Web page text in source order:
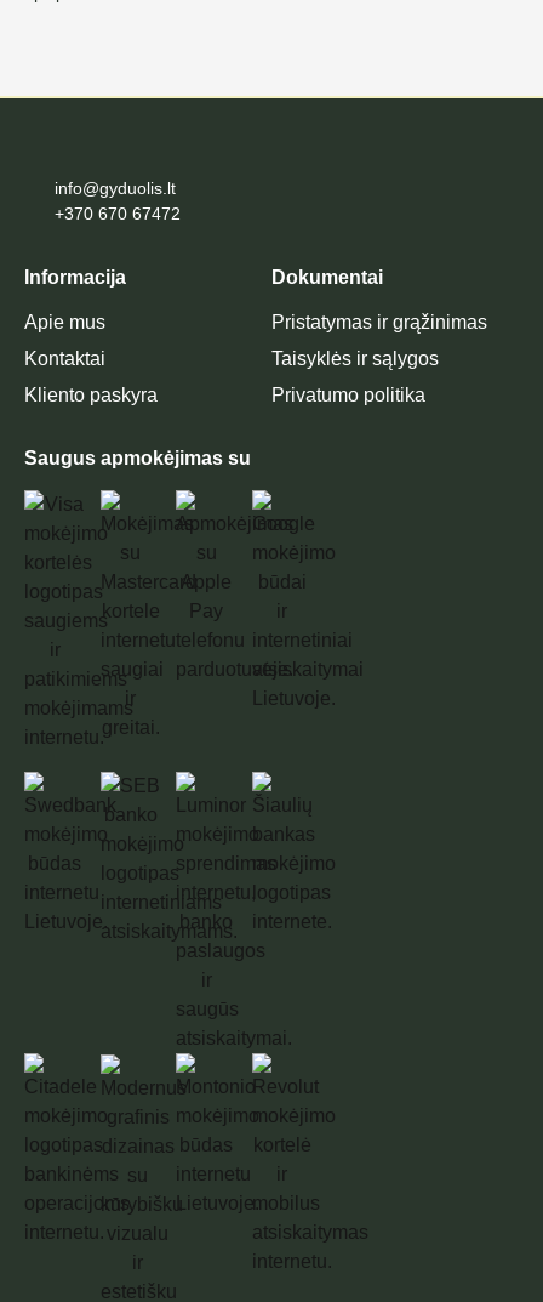
info@gyduolis.lt
+370 670 67472
Informacija
Apie mus
Kontaktai
Kliento paskyra
Dokumentai
Pristatymas ir grąžinimas
Taisyklės ir sąlygos
Privatumo politika
Saugus apmokėjimas su